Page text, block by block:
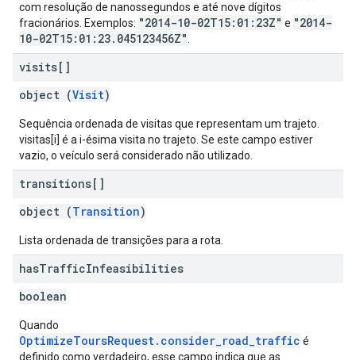
com resolução de nanossegundos e até nove dígitos
fracionários. Exemplos: "2014-10-02T15:01:23Z" e "2014-
10-02T15:01:23.045123456Z"
visits[]
object (Visit)
Sequência ordenada de visitas que representam um trajeto.
visitas[i] é a i-ésima visita no trajeto. Se este campo estiver
vazio, o veículo será considerado não utilizado.
transitions[]
object (Transition)
Lista ordenada de transições para a rota.
hasTrafficInfeasibilities
boolean
Quando
OptimizeToursRequest.consider_road_traffic é
definido como verdadeiro, esse campo indica que as